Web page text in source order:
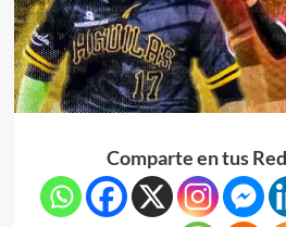
Comparte en tus